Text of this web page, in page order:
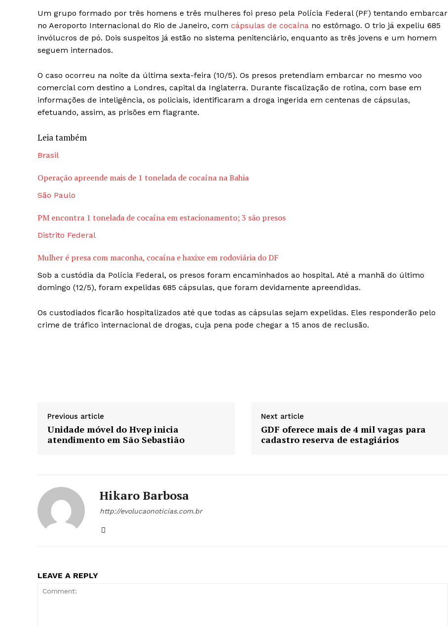
Um grupo formado por três homens e três mulheres foi preso pela Polícia Federal (PF) tentando embarcar
no Aeroporto Internacional do Rio de Janeiro, com cápsulas de cocaína no estômago. O trio já expeliu 685
invólucros de pó. Dois suspeitos já estão no sistema penitenciário, enquanto as três jovens e um homem
seguem internados.
O caso ocorreu na noite da última sexta-feira (10/5). Os presos pretendiam embarcar no mesmo voo
comercial com destino a Londres, capital da Inglaterra. Durante fiscalização de rotina, com base em
informações de inteligência, os policiais, identificaram a droga ingerida em centenas de cápsulas,
efetuando, assim, as prisões em flagrante.
Leia também
Brasil
Operação apreende mais de 1 tonelada de cocaína na Bahia
São Paulo
PM encontra 1 tonelada de cocaína em estacionamento; 3 são presos
Distrito Federal
Mulher é presa com maconha, cocaína e haxixe em rodoviária do DF
Sob a custódia da Polícia Federal, os presos foram encaminhados ao hospital. Até a manhã do último
domingo (12/5), foram expelidas 685 cápsulas, que foram devidamente apreendidas.
Os custodiados ficarão hospitalizados até que todas as cápsulas sejam expelidas. Eles responderão pelo
crime de tráfico internacional de drogas, cuja pena pode chegar a 15 anos de reclusão.
Previous article
Unidade móvel do Hvep inicia
atendimento em São Sebastião
Next article
GDF oferece mais de 4 mil vagas para
cadastro reserva de estagiários
Hikaro Barbosa
http://evolucaonoticias.com.br
LEAVE A REPLY